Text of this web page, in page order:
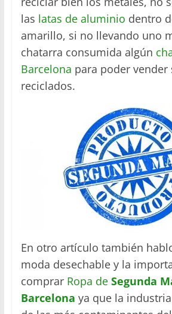
las latas de aluminio dentro
amarillo, si no llevando uno
chatarra consumida algún
Barcelona para poder vender
reciclados.
En otro artículo también
moda desechable y la
comprar Ropa de Segunda
Barcelona ya que la